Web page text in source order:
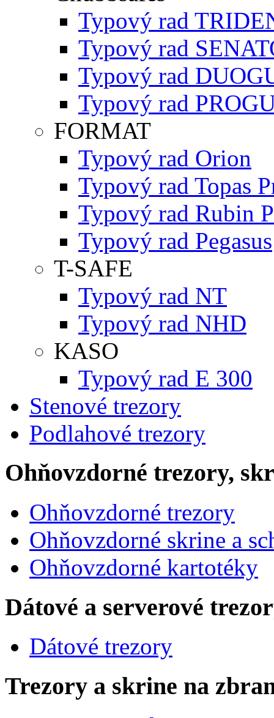
Typový rad
Typový rad
Typový rad
Typový rad
FORMAT
Typový rad Orion
Typový rad Topas
Typový rad Rubin
Typový rad Pegasus
T-SAFE
Typový rad NT
Typový rad NHD
KASO
Typový rad E 300
Stenové trezory
Podlahové trezory
Ohňovzdorné trezory,
Ohňovzdorné trezory
Ohňovzdorné skrine a
Ohňovzdorné kartotéky
Dátové a serverové
Dátové trezory
Trezory a skrine na